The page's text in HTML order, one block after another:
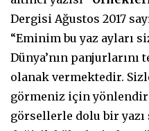
Dergisi Ağustos 2017
“Eminim bu yaz ayları
Dünya’nın
olanak vermektedir.
görmeniz için
görsellerle dolu bir